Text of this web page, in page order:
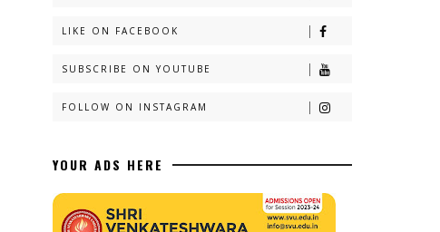
LIKE ON FACEBOOK
SUBSCRIBE ON YOUTUBE
FOLLOW ON INSTAGRAM
YOUR ADS HERE